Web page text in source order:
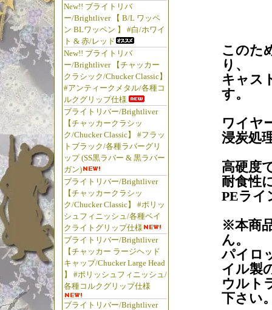
New!! ブライトリバ
ー/Brightliver 【 B/L ワッペ
ン BLワッペン 】 #白/ホワイ
ト & 赤/レッド
New!! ブライトリバ
ー/Brightliver 【チャッカー
クラシック/Chucker Classic】
#アンティークメタル/各種コ
ルクグリップ仕様
ブライトリバー/Brightliver
【チャッカークラシッ
ク/Chucker Classic】 #フラッ
トブラック/各種ラバーグリ
ップ (SS黒ラバー & 黒ラバー
ガン)
ブライトリバー/Brightliver
【チャッカークラシッ
ク/Chucker Classic】 #ポリッ
シュフィニッシュ/各種ベイ
クライトグリップ仕様
ブライトリバー/Brightliver
【チャッカー ラージヘッド
キャップ/Chucker Large Head
】 #ポリッシュフィニッシュ/
各種コルクグリップ仕様
ブライトリバー/Brightliver
このた
り、
キャス
す。
ワイヤ
浸炭処
高硬度
耐食性
PEライ
※本商
ん。
パイロ
イル製
ウルト
下さい